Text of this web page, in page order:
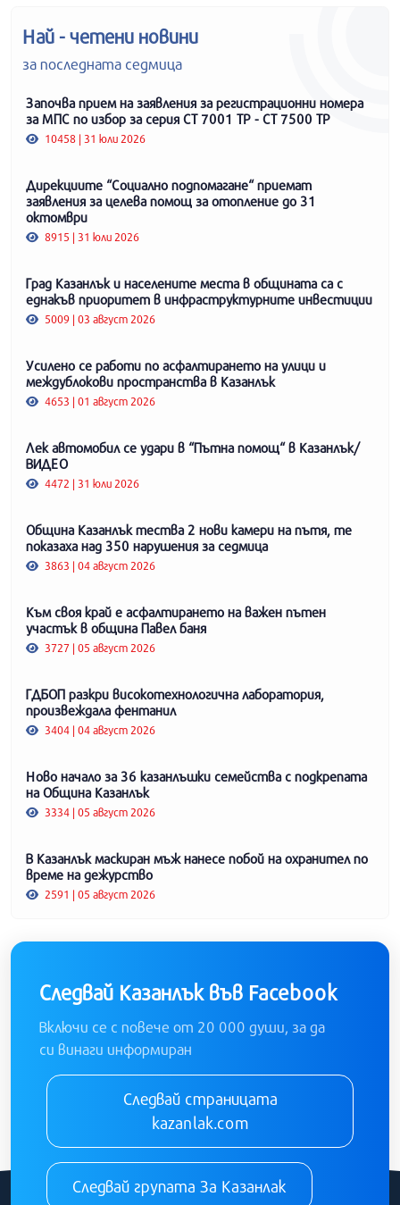
Най - четени новини
за последната седмица
Започва прием на заявления за регистрационни номера
за МПС по избор за серия СТ 7001 ТР - СТ 7500 ТР
10458 | 31 юли 2026
Дирекциите “Социално подпомагане“ приемат
заявления за целева помощ за отопление до 31
октомври
8915 | 31 юли 2026
Град Казанлък и населените места в общината са с
еднакъв приоритет в инфраструктурните инвестиции
5009 | 03 август 2026
Усилено се работи по асфалтирането на улици и
междублокови пространства в Казанлък
4653 | 01 август 2026
Лек автомобил се удари в “Пътна помощ“ в Казанлък/
ВИДЕО
4472 | 31 юли 2026
Община Казанлък тества 2 нови камери на пътя, те
показаха над 350 нарушения за седмица
3863 | 04 август 2026
Към своя край е асфалтирането на важен пътен
участък в община Павел баня
3727 | 05 август 2026
ГДБОП разкри високотехнологична лаборатория,
произвеждала фентанил
3404 | 04 август 2026
Ново начало за 36 казанлъшки семейства с подкрепата
на Община Казанлък
3334 | 05 август 2026
В Казанлък маскиран мъж нанесе побой на охранител по
време на дежурство
2591 | 05 август 2026
Следвай Казанлък във Facebook
Включи се с повече от 20 000 души, за да
си винаги информиран
Следвай страницата
kazanlak.com
Следвай групата За Казанлак